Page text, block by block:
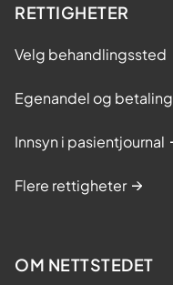
RETTIGHETER
Velg behandlingssted
Egenandel og betaling
Innsyn i pasientjournal
Flere rettigheter
OM NETTSTEDET